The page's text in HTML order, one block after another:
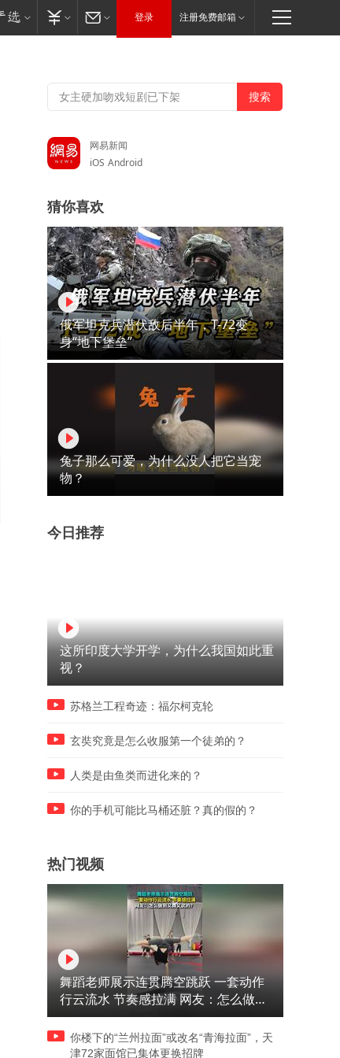
登录 注册免费邮箱
01:28
如果一个人不喝酒不抽烟，最
世界公认的“美人窝”，对中国
网易新闻
iOS Android
猜你喜欢
俄军坦克兵潜伏敌后半年，T-72变
身“地下堡垒”
兔子那么可爱，为什么没人把它当宠
物？
今日推荐
这所印度大学开学，为什么我国如此重
视？
苏格兰工程奇迹：福尔柯克轮
玄奘究竟是怎么收服第一个徒弟的？
人类是由鱼类而进化来的？
你的手机可能比马桶还脏？真的假的？
热门视频
舞蹈老师展示连贯腾空跳跃 一套动作
行云流水 节奏感拉满 网友：怎么做到
又舞又武的？
你楼下的“兰州拉面”或改名“青海拉面”，天
津72家面馆已集体更换招牌